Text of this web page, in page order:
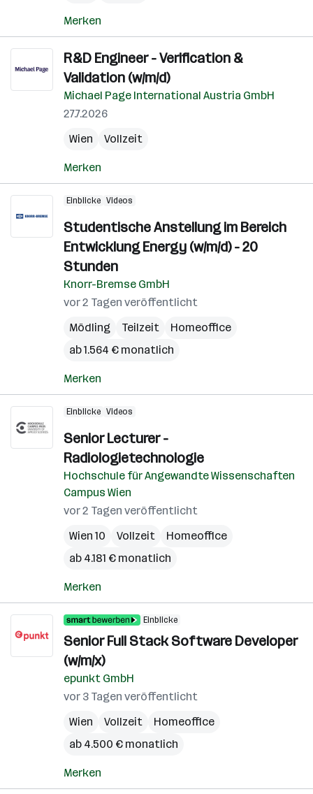
Merken
R&D Engineer - Verification &
Validation (w/m/d)
Michael Page International Austria GmbH
27.7.2026
Wien
Vollzeit
Merken
Einblicke Videos
Studentische Anstellung im Bereich
Entwicklung Energy (w/m/d) - 20
Stunden
Knorr-Bremse GmbH
vor 2 Tagen veröffentlicht
Mödling
Teilzeit
Homeoffice
ab 1.564 € monatlich
Merken
Einblicke Videos
Senior Lecturer -
Radiologietechnologie
Hochschule für Angewandte Wissenschaften
Campus Wien
vor 2 Tagen veröffentlicht
Wien 10
Vollzeit
Homeoffice
ab 4.181 € monatlich
Merken
Einblicke
Senior Full Stack Software Developer
(w/m/x)
epunkt GmbH
vor 3 Tagen veröffentlicht
Wien
Vollzeit
Homeoffice
ab 4.500 € monatlich
Merken